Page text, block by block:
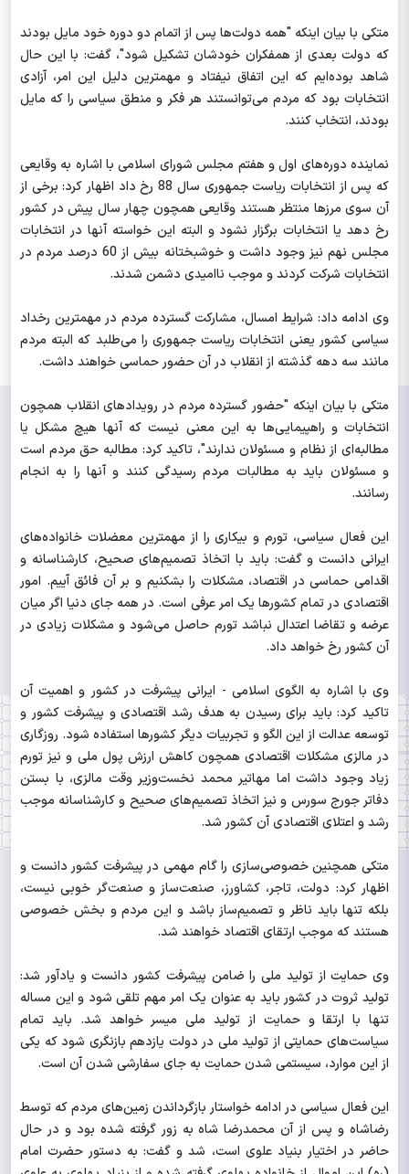
متکی با بیان اینکه "همه دولت‌ها پس از اتمام دو دوره خود مایل بودند
که دولت بعدی از همفکران خودشان تشکیل شود"، گفت: با این حال
شاهد بوده‌ایم که این اتفاق نیفتاد و مهمترین دلیل این امر، آزادی
انتخابات بود که مردم می‌توانستند هر فکر و منطق سیاسی را که مایل
بودند، انتخاب کنند.
نماینده دوره‌های اول و هفتم مجلس شورای اسلامی با اشاره به وقایعی
که پس از انتخابات ریاست جمهوری سال 88 رخ داد اظهار کرد: برخی از
آن سوی مرزها منتظر هستند وقایعی همچون چهار سال پیش در کشور
رخ دهد یا انتخابات برگزار نشود و البته این خواسته آنها در انتخابات
مجلس نهم نیز وجود داشت و خوشبختانه بیش از 60 درصد مردم در
انتخابات شرکت کردند و موجب ناامیدی دشمن شدند.
وی ادامه داد: شرایط امسال، مشارکت گسترده مردم در مهمترین رخداد
سیاسی کشور یعنی انتخابات ریاست جمهوری را می‌طلبد که البته مردم
مانند سه دهه گذشته از انقلاب در آن حضور حماسی خواهند داشت.
متکی با بیان اینکه "حضور گسترده مردم در رویدادهای انقلاب همچون
انتخابات و راهپیمایی‌ها به این معنی نیست که آنها هیچ مشکل یا
مطالبه‌ای از نظام و مسئولان ندارند"، تاکید کرد: مطالبه حق مردم است
و مسئولان باید به مطالبات مردم رسیدگی کنند و آنها را به انجام
رسانند.
این فعال سیاسی، تورم و بیکاری را از مهمترین معضلات خانواده‌های
ایرانی دانست و گفت: باید با اتخاذ تصمیم‌های صحیح، کارشناسانه و
اقدامی حماسی در اقتصاد، مشکلات را بشکنیم و بر آن فائق آییم. امور
اقتصادی در تمام کشورها یک امر عرفی است. در همه جای دنیا اگر میان
عرضه و تقاضا اعتدال نباشد تورم حاصل می‌شود و مشکلات زیادی در
آن کشور رخ خواهد داد.
وی با اشاره به الگوی اسلامی - ایرانی پیشرفت در کشور و اهمیت آن
تاکید کرد: باید برای رسیدن به هدف رشد اقتصادی و پیشرفت کشور و
توسعه عدالت از این الگو و تجربیات دیگر کشورها استفاده شود. روزگاری
در مالزی مشکلات اقتصادی همچون کاهش ارزش پول ملی و نیز تورم
زیاد وجود داشت اما مهاتیر محمد نخست‌وزیر وقت مالزی، با بستن
دفاتر جورج سورس و نیز اتخاذ تصمیم‌های صحیح و کارشناسانه موجب
رشد و اعتلای اقتصادی آن کشور شد.
متکی همچنین خصوصی‌سازی را گام مهمی در پیشرفت کشور دانست و
اظهار کرد: دولت، تاجر، کشاورز، صنعت‌ساز و صنعت‌گر خوبی نیست،
بلکه تنها باید ناظر و تصمیم‌ساز باشد و این مردم و بخش خصوصی
هستند که موجب ارتقای اقتصاد خواهند شد.
وی حمایت از تولید ملی را ضامن پیشرفت کشور دانست و یادآور شد:
تولید ثروت در کشور باید به عنوان یک امر مهم تلقی شود و این مساله
تنها با ارتقا و حمایت از تولید ملی میسر خواهد شد. باید تمام
سیاست‌های حمایتی از تولید ملی در دولت یازدهم بازنگری شود که یکی
از این موارد، سیستمی شدن حمایت به جای سفارشی شدن آن است.
این فعال سیاسی در ادامه خواستار بازگرداندن زمین‌های مردم که توسط
رضاشاه و پس از آن محمدرضا شاه به زور گرفته شده بود و در حال
حاضر در اختیار بنیاد علوی است، شد و گفت: به دستور حضرت امام